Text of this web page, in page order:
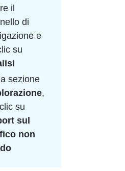
il
di
e
su
sezione
,
su
sul
non